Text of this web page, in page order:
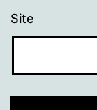
Site